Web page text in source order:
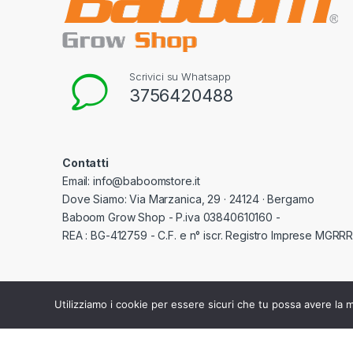
Scrivici su Whatsapp
3756420488
Contatti
Email: info@baboomstore.it
Dove Siamo: Via Marzanica, 29 · 24124 · Bergamo
Baboom Grow Shop - P.iva 03840610160 -
REA : BG-412759 - C.F. e n° iscr. Registro Imprese
©Baboom Grow Shop- All Rights Reserved - P.iva
Utilizziamo i cookie per essere sicuri che tu possa avere